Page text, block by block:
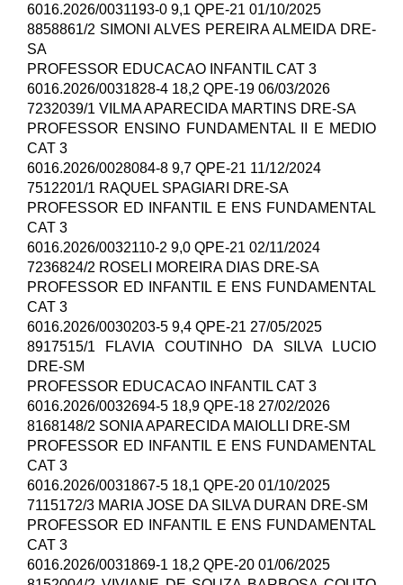
6016.2026/0031193-0 9,1 QPE-21 01/10/2025
8858861/2 SIMONI ALVES PEREIRA ALMEIDA DRE-
SA
PROFESSOR EDUCACAO INFANTIL CAT 3
6016.2026/0031828-4 18,2 QPE-19 06/03/2026
7232039/1 VILMA APARECIDA MARTINS DRE-SA
PROFESSOR ENSINO FUNDAMENTAL II E MEDIO
CAT 3
6016.2026/0028084-8 9,7 QPE-21 11/12/2024
7512201/1 RAQUEL SPAGIARI DRE-SA
PROFESSOR ED INFANTIL E ENS FUNDAMENTAL
CAT 3
6016.2026/0032110-2 9,0 QPE-21 02/11/2024
7236824/2 ROSELI MOREIRA DIAS DRE-SA
PROFESSOR ED INFANTIL E ENS FUNDAMENTAL
CAT 3
6016.2026/0030203-5 9,4 QPE-21 27/05/2025
8917515/1 FLAVIA COUTINHO DA SILVA LUCIO
DRE-SM
PROFESSOR EDUCACAO INFANTIL CAT 3
6016.2026/0032694-5 18,9 QPE-18 27/02/2026
8168148/2 SONIA APARECIDA MAIOLLI DRE-SM
PROFESSOR ED INFANTIL E ENS FUNDAMENTAL
CAT 3
6016.2026/0031867-5 18,1 QPE-20 01/10/2025
7115172/3 MARIA JOSE DA SILVA DURAN DRE-SM
PROFESSOR ED INFANTIL E ENS FUNDAMENTAL
CAT 3
6016.2026/0031869-1 18,2 QPE-20 01/06/2025